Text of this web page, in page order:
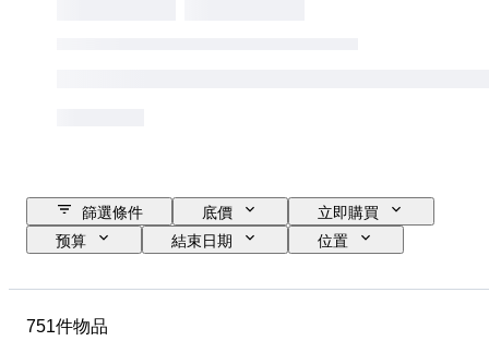
篩選條件 底價
立即購買
预算
結束日期
位置
標題
751件物品